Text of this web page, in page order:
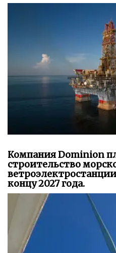
Компания Dominion
строительство
концу 2027 года.